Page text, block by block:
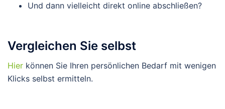
Und dann vielleicht direkt online abschließen?
Vergleichen Sie selbst
Hier können Sie Ihren persönlichen Bedarf mit wenigen
Klicks selbst ermitteln.